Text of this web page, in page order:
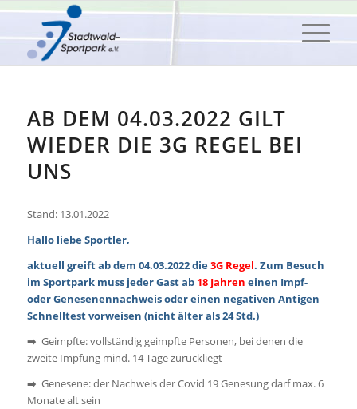
AB DEM 04.03.2022 GILT
WIEDER DIE 3G REGEL BEI
UNS
Stand: 13.01.2022
Hallo liebe Sportler,
aktuell greift ab dem 04.03.2022 die3G Regel. Zum Besuch
im Sportpark muss jeder Gast ab 18 Jahren einen Impf-
oder Genesenennachweis oder einen negativen Antigen
Schnelltest vorweisen (nicht älter als 24 Std.)
➡️ Geimpfte: vollständig geimpfte Personen, bei denen die
zweite Impfung mind. 14 Tage zurückliegt
➡️ Genesene: der Nachweis der Covid 19 Genesung darf max. 6
Monate alt sein